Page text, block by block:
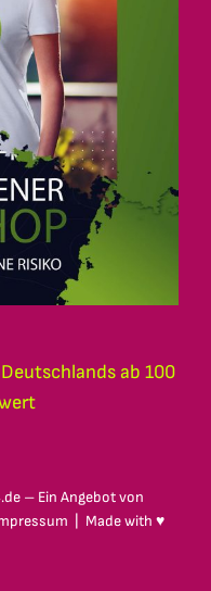
ab 100
– Ein Angebot von
| Made with ♥